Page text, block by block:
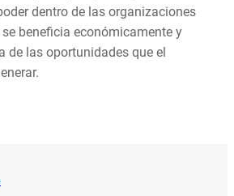
dentro de las organizaciones
beneficia económicamente y
de las oportunidades que el